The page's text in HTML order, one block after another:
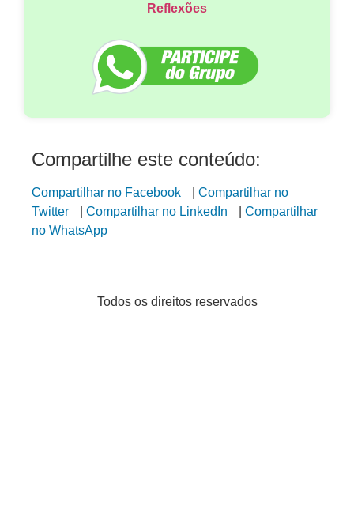
Reflexões
Compartilhe este conteúdo:
Compartilhar no Facebook
Compartilhar no
Twitter
Compartilhar no LinkedIn
Compartilhar
no WhatsApp
Todos os direitos reservados